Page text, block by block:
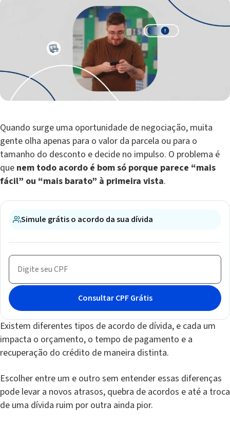
Quando surge uma oportunidade de negociação, muita
gente olha apenas para o valor da parcela ou para o
tamanho do desconto e decide no impulso. O problema é
que nem todo acordo é bom só porque parece “mais
fácil” ou “mais barato” à primeira vista.
Simule grátis o acordo da sua dívida
Existem diferentes tipos de acordo de dívida, e cada um
impacta o orçamento, o tempo de pagamento e a
recuperação do crédito de maneira distinta.
Escolher entre um e outro sem entender essas diferenças
pode levar a novos atrasos, quebra de acordos e até a troca
de uma dívida ruim por outra ainda pior.